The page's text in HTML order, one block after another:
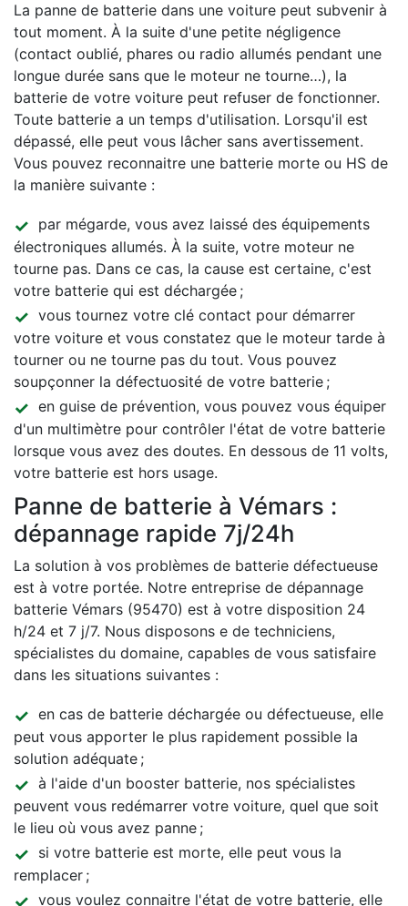
La panne de batterie dans une voiture peut subvenir à
tout moment. À la suite d'une petite négligence
(contact oublié, phares ou radio allumés pendant une
longue durée sans que le moteur ne tourne…), la
batterie de votre voiture peut refuser de fonctionner.
Toute batterie a un temps d'utilisation. Lorsqu'il est
dépassé, elle peut vous lâcher sans avertissement.
Vous pouvez reconnaitre une batterie morte ou HS de
la manière suivante :
par mégarde, vous avez laissé des équipements
électroniques allumés. À la suite, votre moteur ne
tourne pas. Dans ce cas, la cause est certaine, c'est
votre batterie qui est déchargée ;
vous tournez votre clé contact pour démarrer
votre voiture et vous constatez que le moteur tarde à
tourner ou ne tourne pas du tout. Vous pouvez
soupçonner la défectuosité de votre batterie ;
en guise de prévention, vous pouvez vous équiper
d'un multimètre pour contrôler l'état de votre batterie
lorsque vous avez des doutes. En dessous de 11 volts,
votre batterie est hors usage.
Panne de batterie à Vémars :
dépannage rapide 7j/24h
La solution à vos problèmes de batterie défectueuse
est à votre portée. Notre entreprise de dépannage
batterie Vémars (95470) est à votre disposition 24
h/24 et 7 j/7. Nous disposons e de techniciens,
spécialistes du domaine, capables de vous satisfaire
dans les situations suivantes :
en cas de batterie déchargée ou défectueuse, elle
peut vous apporter le plus rapidement possible la
solution adéquate ;
à l'aide d'un booster batterie, nos spécialistes
peuvent vous redémarrer votre voiture, quel que soit
le lieu où vous avez panne ;
si votre batterie est morte, elle peut vous la
remplacer ;
vous voulez connaitre l'état de votre batterie, elle